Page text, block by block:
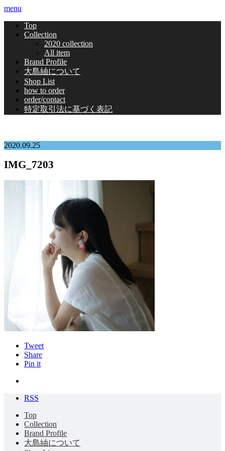
menu
Top
Collection
2020 collection
All item
Brand Profile
大島紬について
Shop List
how to order
order/contact
特定取引法に基づく表記
2020.09.25
IMG_7203
Tweet
Share
Pin it
RSS
Top
Collection
Brand Profile
大島紬について